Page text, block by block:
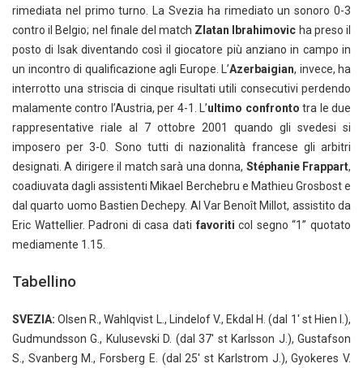
rimediata nel primo turno. La Svezia ha rimediato un sonoro 0-3
contro il Belgio; nel finale del match Zlatan Ibrahimovic ha preso il
posto di Isak diventando così il giocatore più anziano in campo in
un incontro di qualificazione agli Europe. L’Azerbaigian, invece, ha
interrotto una striscia di cinque risultati utili consecutivi perdendo
malamente contro l’Austria, per 4-1. L’ultimo confronto tra le due
rappresentative riale al 7 ottobre 2001 quando gli svedesi si
imposero per 3-0. Sono tutti di nazionalità francese gli arbitri
designati. A dirigere il match sarà una donna, Stéphanie Frappart,
coadiuvata dagli assistenti Mikael Berchebru e Mathieu Grosbost e
dal quarto uomo Bastien Dechepy. Al Var Benoît Millot, assistito da
Eric Wattellier. Padroni di casa dati favoriti col segno “1” quotato
mediamente 1.15.
Tabellino
SVEZIA: Olsen R., Wahlqvist L., Lindelof V., Ekdal H. (dal 1′ st Hien I.),
Gudmundsson G., Kulusevski D. (dal 37′ st Karlsson J.), Gustafson
S., Svanberg M., Forsberg E. (dal 25′ st Karlstrom J.), Gyokeres V.